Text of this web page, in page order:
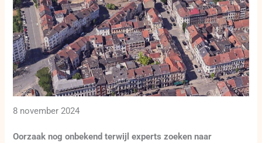
8 november 2024
Oorzaak nog onbekend terwijl experts zoeken naar